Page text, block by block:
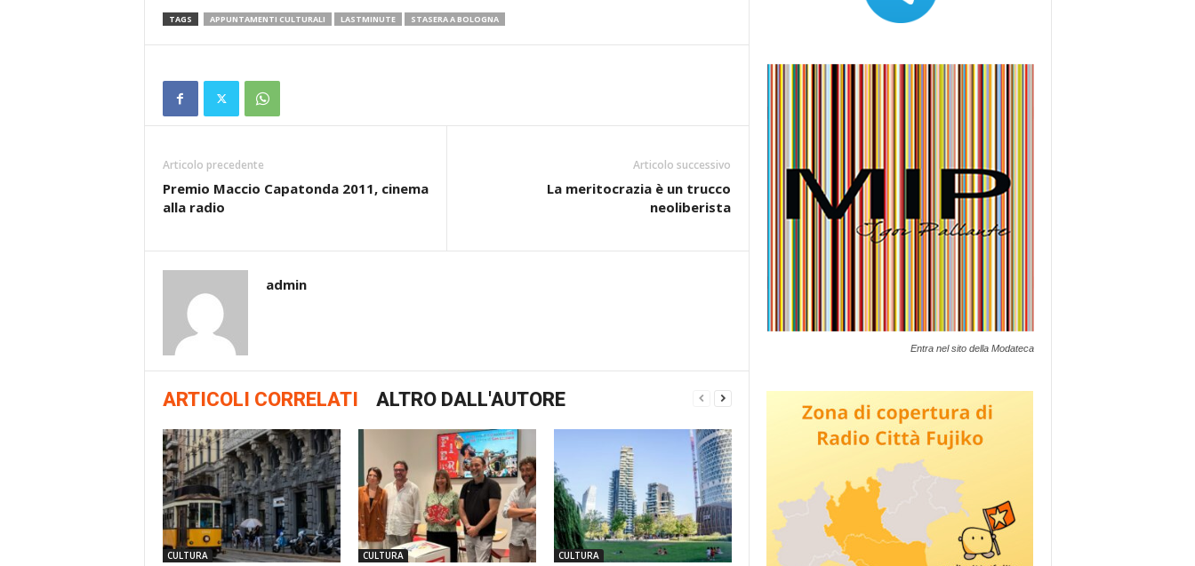
TAGS APPUNTAMENTI CULTURALI LASTMINUTE STASERA A BOLOGNA
Articolo precedente
Premio Maccio Capatonda 2011, cinema
alla radio
Articolo successivo
La meritocrazia è un trucco
neoliberista
admin
ARTICOLI CORRELATI ALTRO DALL'AUTORE
CULTURA CULTURA CULTURA
Entra nel sito della Modateca